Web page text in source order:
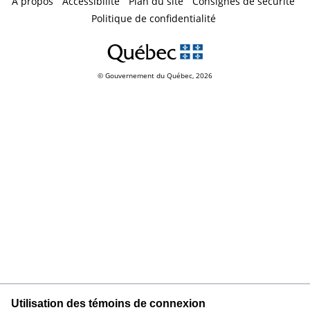
Utilisation des témoins de connexion
Politique de confidentialité
© Gouvernement du Québec, 2026